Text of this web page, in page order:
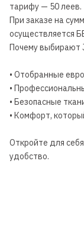
тарифу — 50 леев.
При заказе на
осуществляется
Почему выбирают
• Отобранные
•
• Безопасные
• Комфорт,
Откройте для
удобство.